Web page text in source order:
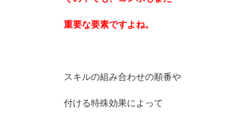
重要な要素ですよね。
スキルの組み合わせの順番や
付ける特殊効果によって